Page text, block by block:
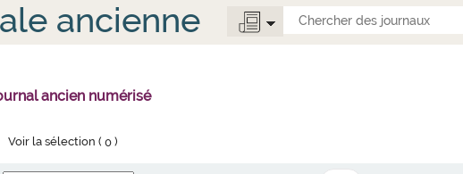
ancienne
ancien numérisé
Voir la sélection (0 )